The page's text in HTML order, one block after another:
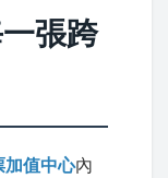
張跨
值中心內